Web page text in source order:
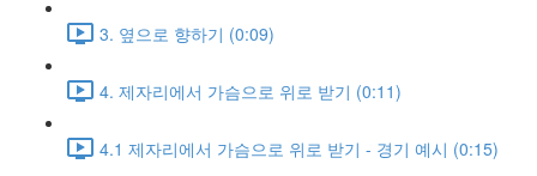
3. 옆으로 향하기 (0:09)
4. 제자리에서 가슴으로 위로 받기 (0:11)
4.1 제자리에서 가슴으로 위로 받기 - 경기 예시 (0:15)